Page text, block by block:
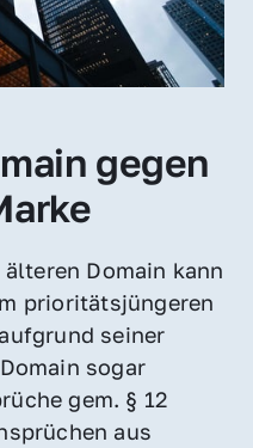
gegen
Domain kann
prioritätsjüngeren
seiner
sogar
gem. § 12
aus